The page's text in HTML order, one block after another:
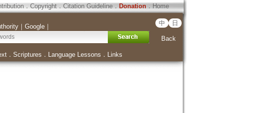
．Copyright．Citation Guideline． Donation．Home
｜ Google｜ 中 日
Back
． Scriptures ． Language Lessons ． Links